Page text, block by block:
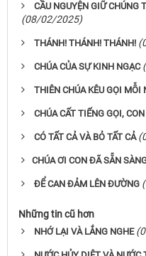
CẦU NGUYỆN GIỮ
(08/02/2025)
THÁNH! THÁNH! THÁNH!
CHÚA CỦA SỰ KINH NGẠC
THIÊN CHÚA KÊU GỌI MỖI
CHÚA CẤT TIẾNG GỌI,
CÓ TẤT CẢ VÀ BỎ TẤT CẢ
​​​​​​​CHÚA ƠI CON ĐÃ SẴN
ĐỂ CAN ĐẢM LÊN ĐƯỜNG
Những tin cũ hơn
NHỚ LẠI VÀ LẮNG NGHE